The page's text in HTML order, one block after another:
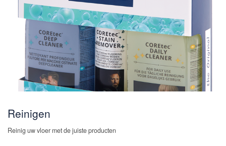
Reinigen
Reinig uw vloer met de juiste producten